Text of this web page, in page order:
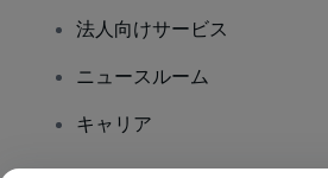
法人向けサービス
ニュースルーム
キャリア